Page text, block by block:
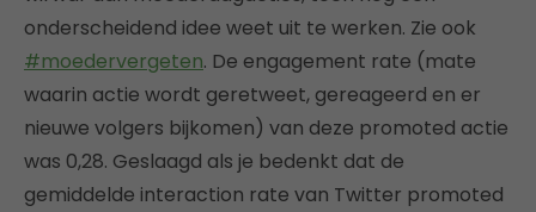
onderscheidend idee weet uit te werken. Zie ook
#moedervergeten. De engagement rate (mate
waarin actie wordt geretweet, gereageerd en er
nieuwe volgers bijkomen) van deze promoted actie
was 0,28. Geslaagd als je bedenkt dat de
gemiddelde interaction rate van Twitter promoted